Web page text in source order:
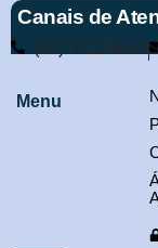
Canais de
(61) 3321-9563
Menu